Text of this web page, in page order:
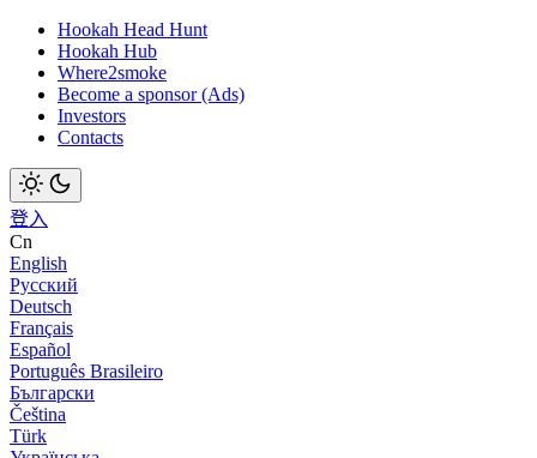
Hookah Head Hunt
Hookah Hub
Where2smoke
Become a sponsor (Ads)
Investors
Contacts
登入
Cn
English
Русский
Deutsch
Français
Español
Português Brasileiro
Български
Čeština
Türk